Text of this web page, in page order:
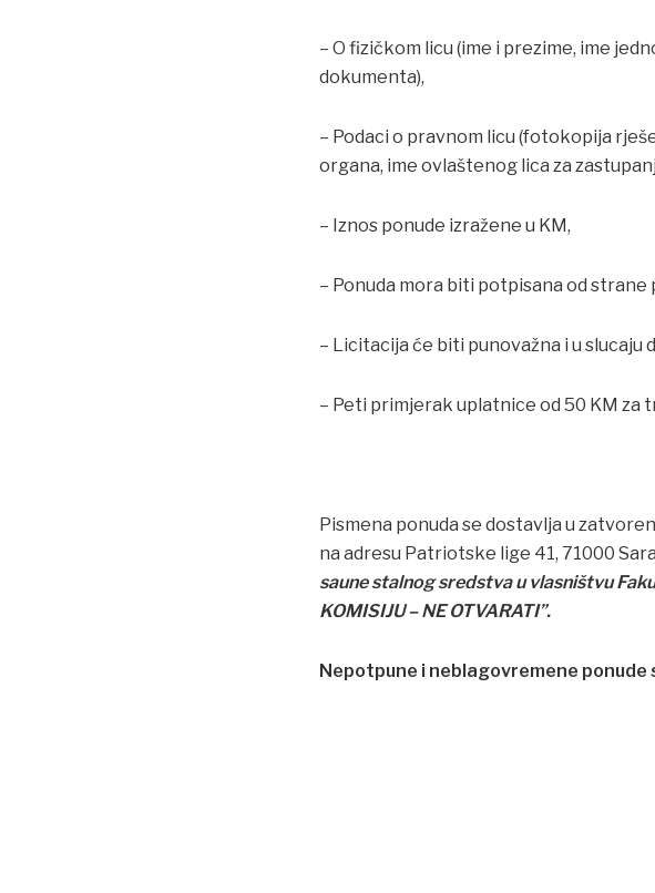
– O fizičkom licu (ime i prezime, ime
dokumenta),
– Podaci o pravnom licu (fotokopija
organa, ime ovlaštenog lica za
– Iznos ponude izražene u KM,
– Ponuda mora biti potpisana od strane
– Licitacija će biti punovažna i u slucaju
– Peti primjerak uplatnice od 50 KM za
Pismena ponuda se dostavlja u
na adresu Patriotske lige 41, 71000
saune stalnog sredstva u vlasništvu
KOMISIJU – NE OTVARATI”.
Nepotpune i neblagovremene